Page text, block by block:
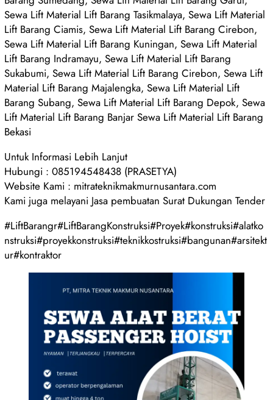
Sewa Lift Material Lift Barang Tasikmalaya, Sewa Lift Material
Lift Barang Ciamis, Sewa Lift Material Lift Barang Cirebon,
Sewa Lift Material Lift Barang Kuningan, Sewa Lift Material
Lift Barang Indramayu, Sewa Lift Material Lift Barang
Sukabumi, Sewa Lift Material Lift Barang Cirebon, Sewa Lift
Material Lift Barang Majalengka, Sewa Lift Material Lift
Barang Subang, Sewa Lift Material Lift Barang Depok, Sewa
Lift Material Lift Barang Banjar Sewa Lift Material Lift Barang
Bekasi
Untuk Informasi Lebih Lanjut
Hubungi : 085194548438 (PRASETYA)
Website Kami : mitrateknikmakmurnusantara.com
Kami juga melayani Jasa pembuatan Surat Dukungan Tender
#LiftBarangr#LiftBarangKonstruksi#Proyek#konstruksi#alatko
nstruksi#proyekkonstruksi#teknikkostruksi#bangunan#arsitekt
ur#kontraktor